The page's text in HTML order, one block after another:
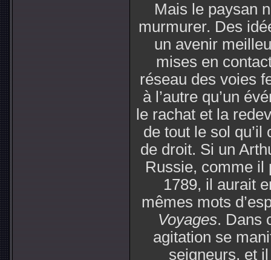
Mais le paysan
murmurer. Des
un avenir
mises en
réseau des voies
à l’autre qu’un
le rachat et la
de tout le sol
de droit. Si un
Russie, comme il
1789, il aurait
mêmes mots
Voyages. Dans
agitation se
seigneurs, et